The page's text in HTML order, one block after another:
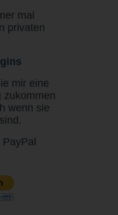
mal
privaten
mir eine
zukommen
wenn sie